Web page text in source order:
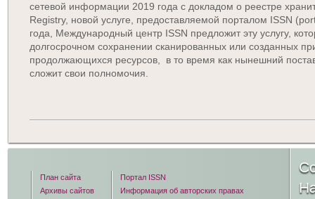
сетевой информации 2019 года с докладом о реестре
Registry, новой услуге, предоставляемой порталом ISSN
года, Международный центр ISSN предложит эту услугу,
долгосрочном сохранении сканированных или созданных
продолжающихся ресурсов, в то время как нынешний
сложит свои полномочия.
План сайта
Архивы сайтов
Портал ISSN
Информация об авторских правах